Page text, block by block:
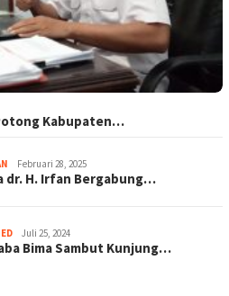
Kabupaten…
Februari 28, 2025
dr. H. Irfan Bergabung…
Juli 25, 2024
Bima Sambut Kunjung…